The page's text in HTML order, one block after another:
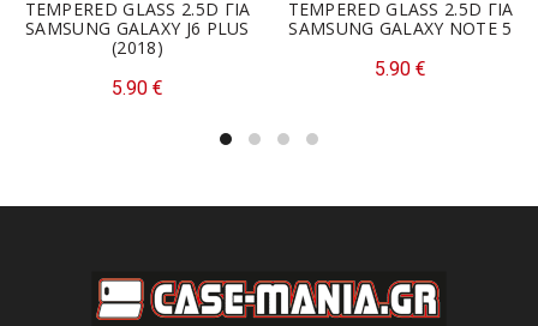
TEMPERED GLASS 2.5D ΓΙΑ
SAMSUNG GALAXY J6 PLUS
(2018)
5.90 €
TEMPERED GLASS 2.5D ΓΙΑ
SAMSUNG GALAXY NOTE 5
5.90 €